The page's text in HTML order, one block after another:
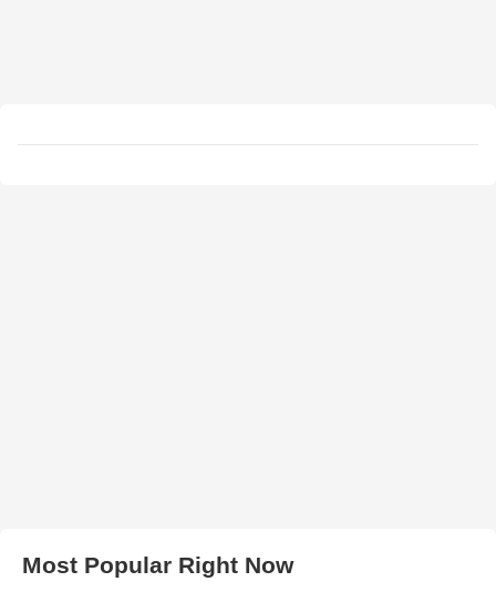
Most Popular Right Now